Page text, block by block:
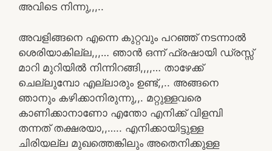
അവിടെ നിന്നു,,,..
അവളിങ്ങനെ എന്നെ കുറ്റവും പറഞ്ഞ് നടന്നാൽ
ശെരിയാകില്ല,,,… ഞാൻ ഒന്ന് ഫ്രഷായി ഡ്രസ്സ്‌
മാറി മുറിയിൽ നിന്നിറങ്ങി,,,,… താഴേക്ക്
ചെല്ലുമ്പോ എല്ലാരും ഉണ്ട്,,.. അങ്ങനെ
ഞാനും കഴിക്കാനിരുന്നു,,. മറ്റുള്ളവരെ
കാണിക്കാനാണോ എന്തോ എനിക്ക് വിളമ്പി
തന്നത് തക്ഷരയാ,,….. എനിക്കായിട്ടുള്ള
ചിരിയല്ല മുഖത്തെങ്കിലും അതെനിക്കുള്ള